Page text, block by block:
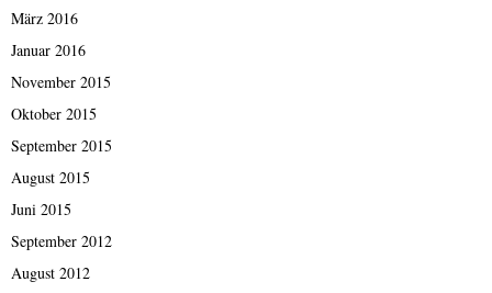
März 2016
Januar 2016
November 2015
Oktober 2015
September 2015
August 2015
Juni 2015
September 2012
August 2012